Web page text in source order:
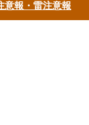
意報・雷注意報